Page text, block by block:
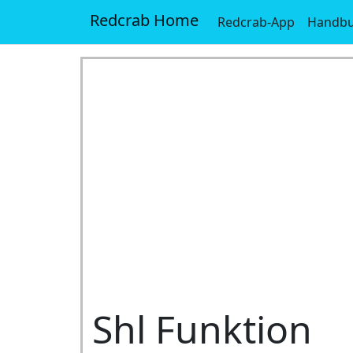
Redcrab Home Redcrab-App
Shl Funktion